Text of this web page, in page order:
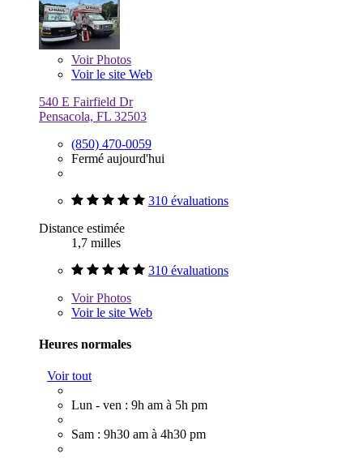
VoirPhotos
Voir le site Web
540 E Fairfield Dr
Pensacola, FL 32503
(850) 470-0059
Fermé aujourd'hui
310 évaluations
Distance estimée
1,7 milles
310 évaluations
VoirPhotos
Voir le site Web
Heures normales
Voir tout
Lun - ven : 9h am à 5h pm
Sam : 9h30 am à 4h30 pm